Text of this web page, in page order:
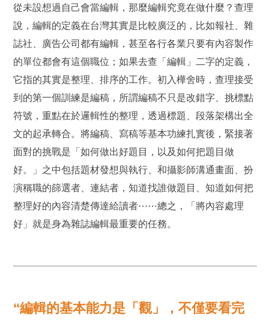
從未設想過自己會當編輯，那麼編輯究竟在做什麼？查理
說，編輯的定義在台灣其實是比較廣泛的，比如報社、雜
誌社、廣告公司都有編輯，甚至各行各業只要有內容製作
的單位都會有這個職位；如果去查「編輯」二字的定義，
它指的其實是整理、排序的工作。初入樺舍時，查理接受
到的第一個訓練是編稿，所謂編稿不只是改錯字、挑標點
符號，重點在於邏輯性的整理，透過標題、段落架構出全
文的起承轉合。將編稿、寫稿等基本功練扎實後，緊接著
面對的挑戰是「如何做出好題目，以及如何把題目做
好。」之中包括題材發想與執行、和攝影師溝通畫面、扮
演稱職的篩選者、連結者，知道找誰做題目、知道如何把
整理好的內容清楚傳達給讀者⋯⋯總之，「將內容處理
好」就是身為雜誌編輯最重要的任務。
“編輯的基本能力是「觀」，不僅要看完